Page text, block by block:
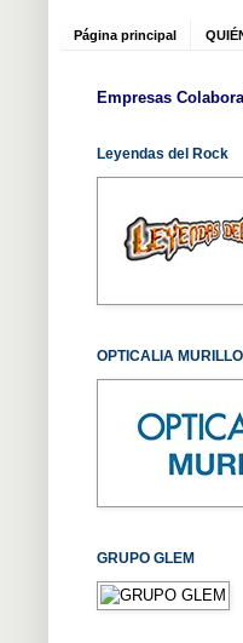
Página principal
entidad
Empresas
Leyendas del Rock
OPTICALIA MURILLO
GRUPO GLEM